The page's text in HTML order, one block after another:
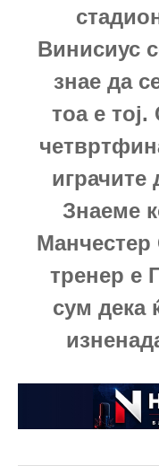
Винисиус
знае да
тоа е
играчите
Знаеме
Манчестер
тренер е
сум дека